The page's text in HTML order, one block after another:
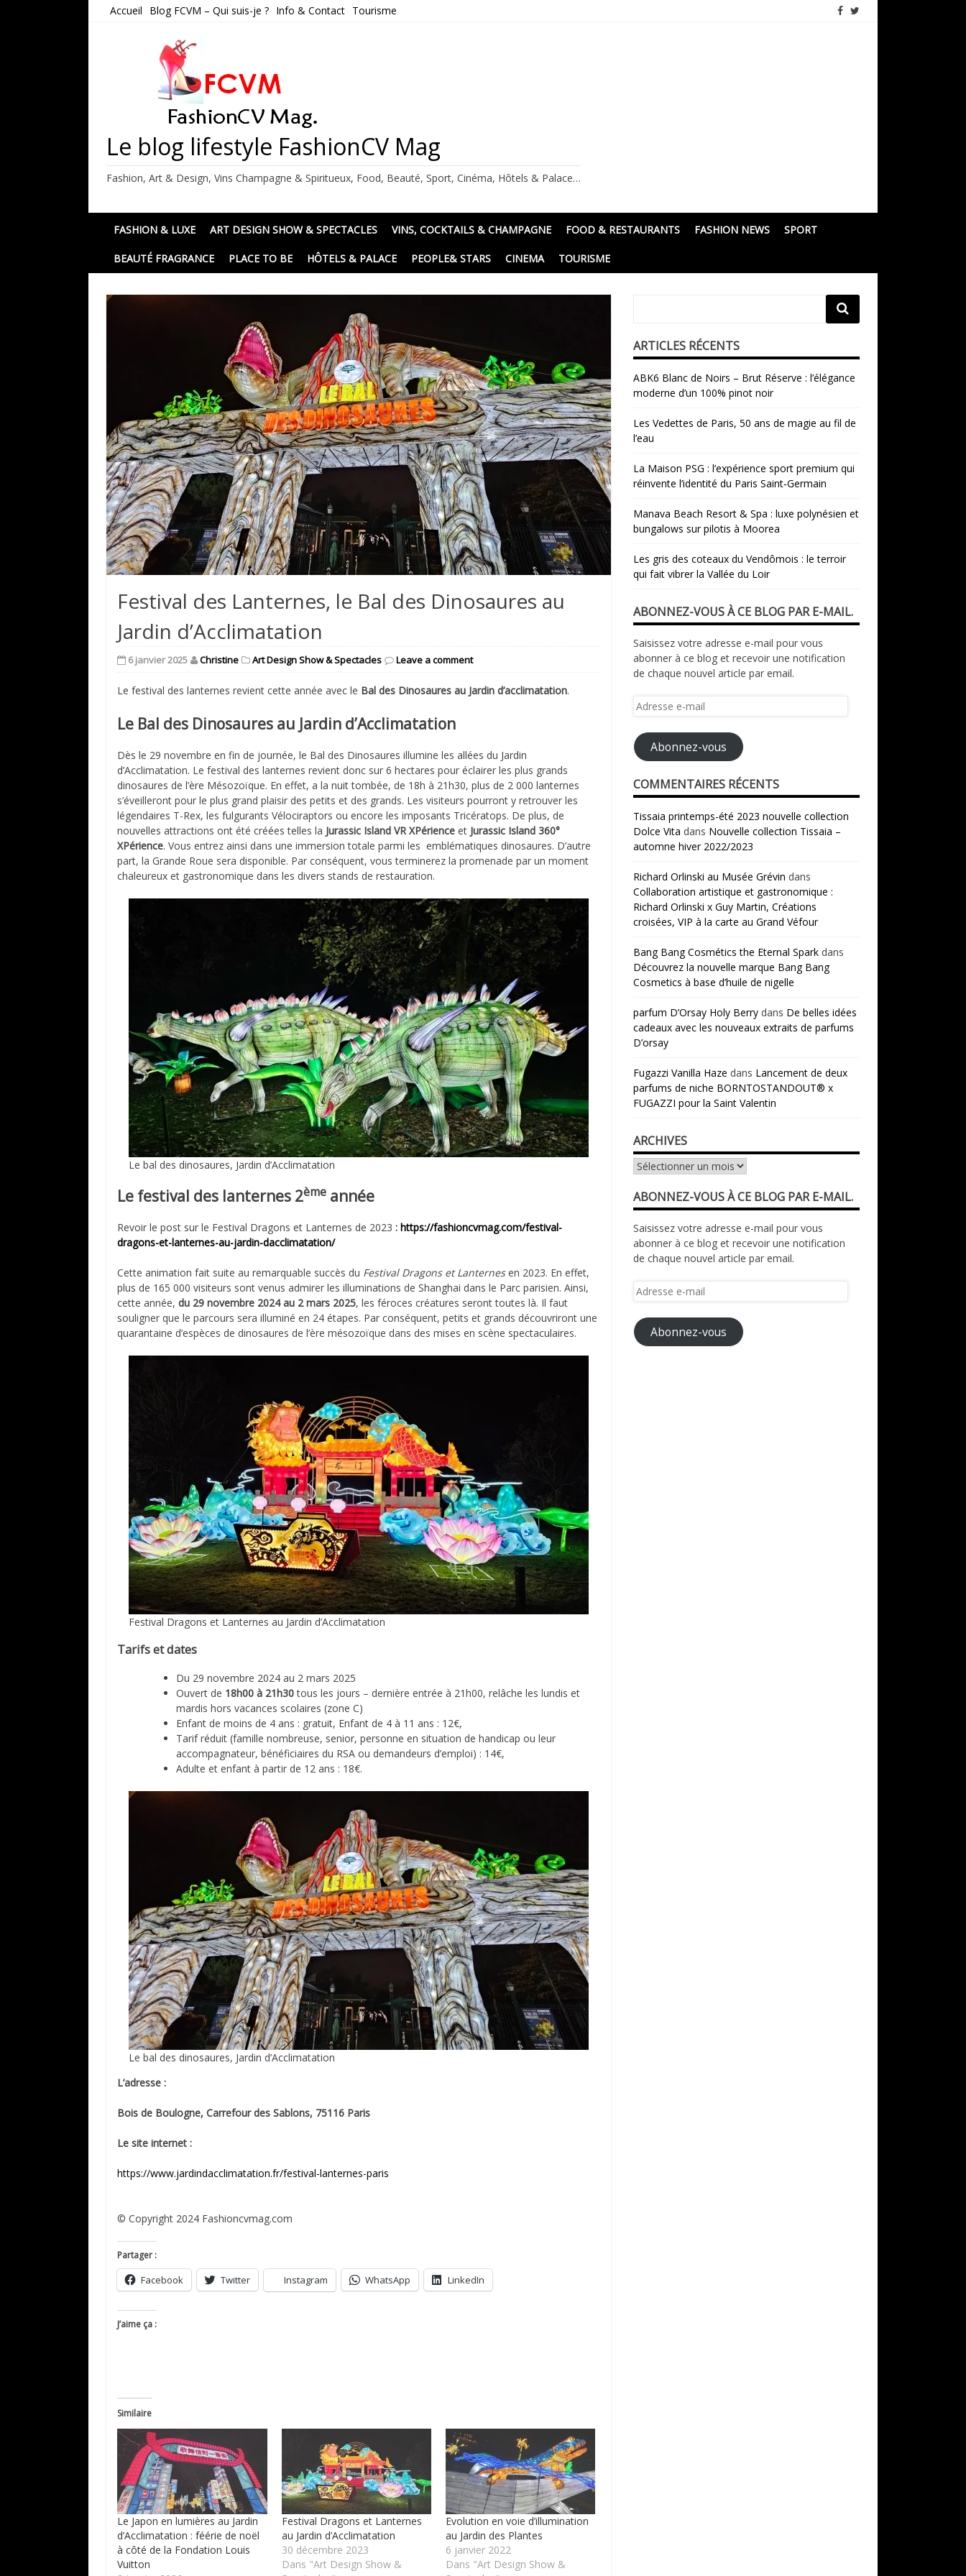
Accueil Blog FCVM – Qui suis-je ? Info & Contact Tourisme
Le blog lifestyle FashionCV Mag
Fashion, Art & Design, Vins Champagne & Spiritueux, Food, Beauté, Sport, Cinéma, Hôtels & Palace…
FASHION & LUXE ART DESIGN SHOW & SPECTACLES VINS, COCKTAILS & CHAMPAGNE FOOD & RESTAURANTS FASHION NEWS SPORT
BEAUTÉ FRAGRANCE PLACE TO BE HÔTELS & PALACE PEOPLE& STARS CINEMA TOURISME
Festival des Lanternes, le Bal des Dinosaures au
Jardin d’Acclimatation
6 janvier 2025 Christine Art Design Show & Spectacles Leave a comment
Le festival des lanternes revient cette année avec le Bal des Dinosaures au Jardin d’acclimatation.
Le Bal des Dinosaures au Jardin d’Acclimatation
Dès le 29 novembre en fin de journée, le Bal des Dinosaures illumine les allées du Jardin
d’Acclimatation. Le festival des lanternes revient donc sur 6 hectares pour éclairer les plus grands
dinosaures de l’ère Mésozoïque. En effet, a la nuit tombée, de 18h à 21h30, plus de 2 000 lanternes
s’éveilleront pour le plus grand plaisir des petits et des grands. Les visiteurs pourront y retrouver les
légendaires T-Rex, les fulgurants Vélociraptors ou encore les imposants Tricératops. De plus, de
nouvelles attractions ont été créées telles la Jurassic Island VR XPérience et Jurassic Island 360°
XPérience. Vous entrez ainsi dans une immersion totale parmi les emblématiques dinosaures. D’autre
part, la Grande Roue sera disponible. Par conséquent, vous terminerez la promenade par un moment
chaleureux et gastronomique dans les divers stands de restauration.
Le bal des dinosaures, Jardin d’Acclimatation
Le festival des lanternes 2ème année
Revoir le post sur le Festival Dragons et Lanternes de 2023:https://fashioncvmag.com/festival-
dragons-et-lanternes-au-jardin-dacclimatation/
Cette animation fait suite au remarquable succès du Festival Dragons et Lanternesen 2023. En effet,
plus de 165 000 visiteurs sont venus admirer les illuminations de Shanghai dans le Parc parisien. Ainsi,
cette année,du 29 novembre 2024 au 2 mars 2025, les féroces créatures seront toutes là. Il faut
souligner que le parcours sera illuminé en 24 étapes. Par conséquent, petits et grands découvriront une
quarantaine d’espèces de dinosaures de l’ère mésozoïque dans des mises en scène spectaculaires.
Festival Dragons et Lanternes au Jardin d’Acclimatation
Tarifs et dates
Du 29 novembre 2024 au 2 mars 2025
Ouvert de 18h00 à 21h30tous les jours – dernière entrée à 21h00, relâche les lundis et
mardis hors vacances scolaires (zone C)
Enfant de moins de 4 ans : gratuit, Enfant de 4 à 11 ans : 12€,
Tarif réduit (famille nombreuse, senior, personne en situation de handicap ou leur
accompagnateur, bénéficiaires du RSA ou demandeurs d’emploi) : 14€,
Adulte et enfant à partir de 12 ans : 18€.
Le bal des dinosaures, Jardin d’Acclimatation
L’adresse :
Bois de Boulogne, Carrefour des Sablons, 75116 Paris
Le site internet :
https://www.jardindacclimatation.fr/festival-lanternes-paris
© Copyright 2024 Fashioncvmag.com
Partager :
Facebook Twitter Instagram WhatsApp LinkedIn
J’aime ça :
Similaire
Le Japon en lumières au Jardin
d’Acclimatation : féérie de noël
à côté de la Fondation Louis
Vuitton
Festival Dragons et Lanternes
au Jardin d’Acclimatation
30 décembre 2023
Dans "Art Design Show &
Evolution en voie d’illumination
au Jardin des Plantes
6 janvier 2022
Dans "Art Design Show &
ARTICLES RÉCENTS
ABK6 Blanc de Noirs – Brut Réserve : l’élégance
moderne d’un 100% pinot noir
Les Vedettes de Paris, 50 ans de magie au fil de
l’eau
La Maison PSG : l’expérience sport premium qui
réinvente l’identité du Paris Saint‑Germain
Manava Beach Resort & Spa : luxe polynésien et
bungalows sur pilotis à Moorea
Les gris des coteaux du Vendômois : le terroir
qui fait vibrer la Vallée du Loir
ABONNEZ-VOUS À CE BLOG PAR E-MAIL.
Saisissez votre adresse e-mail pour vous
abonner à ce blog et recevoir une notification
de chaque nouvel article par email.
Adresse
mail
Abonnez-vous
COMMENTAIRES RÉCENTS
Tissaia printemps-été 2023 nouvelle collection
Dolce Vita dans Nouvelle collection Tissaia –
automne hiver 2022/2023
Richard Orlinski au Musée Grévin dans
Collaboration artistique et gastronomique :
Richard Orlinski x Guy Martin, Créations
croisées, VIP à la carte au Grand Véfour
Bang Bang Cosmétics the Eternal Spark dans
Découvrez la nouvelle marque Bang Bang
Cosmetics à base d’huile de nigelle
parfum D’Orsay Holy Berry dans De belles idées
cadeaux avec les nouveaux extraits de parfums
D’orsay
Fugazzi Vanilla Haze dans Lancement de deux
parfums de niche BORNTOSTANDOUT® x
FUGAZZI pour la Saint Valentin
ARCHIVES
Archives
ABONNEZ-VOUS À CE BLOG PAR E-MAIL.
Saisissez votre adresse e-mail pour vous
abonner à ce blog et recevoir une notification
de chaque nouvel article par email.
Adresse
mail
Abonnez-vous